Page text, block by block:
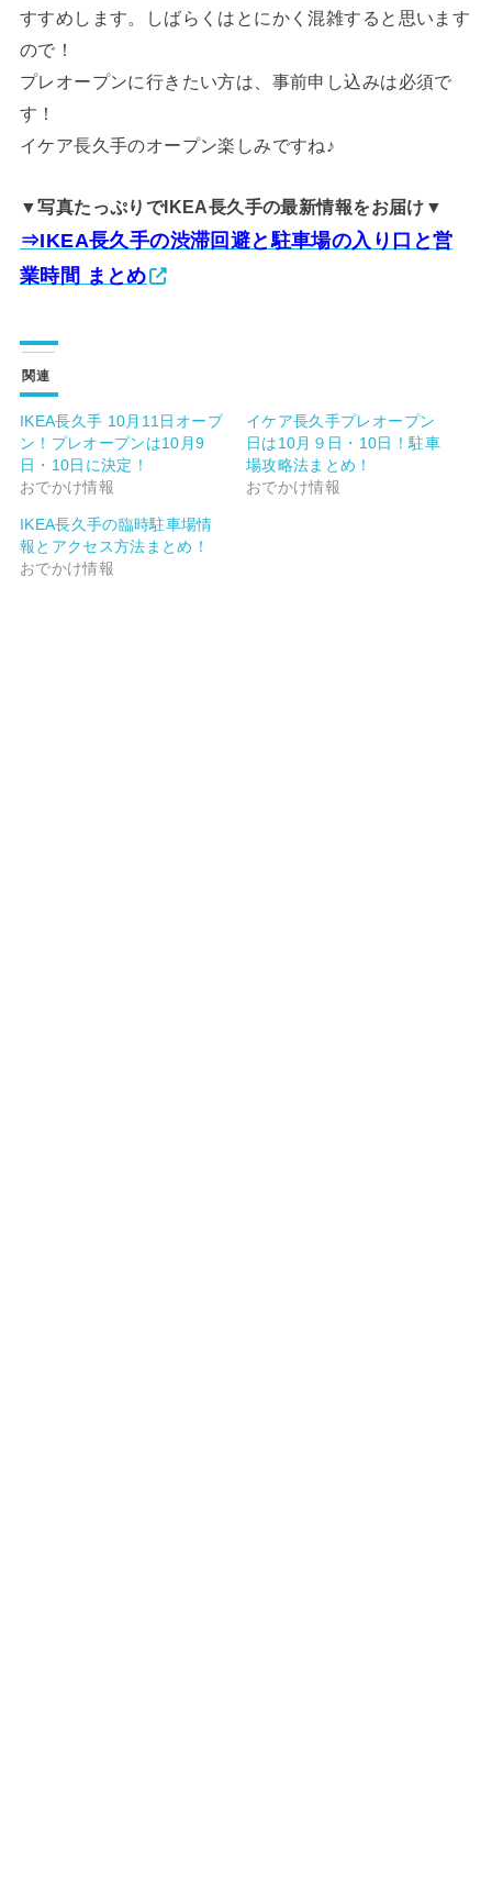
すすめします。しばらくはとにかく混雑すると思います
ので！
プレオープンに行きたい方は、事前申し込みは必須で
す！
イケア長久手のオープン楽しみですね♪
▼写真たっぷりでIKEA長久手の最新情報をお届け▼
⇒IKEA長久手の渋滞回避と駐車場の入り口と営
業時間 まとめ
関連
IKEA長久手 10月11日オープ
ン！プレオープンは10月9
日・10日に決定！
おでかけ情報
イケア長久手プレオープン
日は10月９日・10日！駐車
場攻略法まとめ！
おでかけ情報
IKEA長久手の臨時駐車場情
報とアクセス方法まとめ！
おでかけ情報